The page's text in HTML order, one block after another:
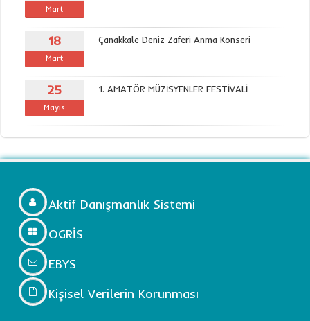
Mart
18
Mart
Çanakkale Deniz Zaferi Anma Konseri
25
Mayıs
1. AMATÖR MÜZİSYENLER FESTİVALİ
Aktif Danışmanlık Sistemi
OGRİS
EBYS
Kişisel Verilerin Korunması